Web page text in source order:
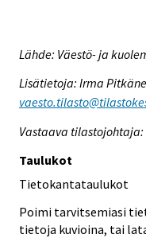
Lähde: Väestö- ja
Lisätietoja: Irma
Vastaava tilastojohtaja:
Taulukot
Tietokantataulukot
Poimi tarvitsemiasi
tietoja kuvioina, tai